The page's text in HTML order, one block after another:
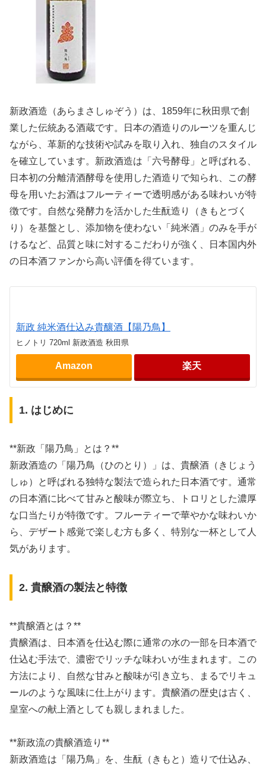
新政酒造（あらまさしゅぞう）は、1859年に秋田県で創
業した伝統ある酒蔵です。日本の酒造りのルーツを重んじ
ながら、革新的な技術や試みを取り入れ、独自のスタイル
を確立しています。新政酒造は「六号酵母」と呼ばれる、
日本初の分離清酒酵母を使用した酒造りで知られ、この酵
母を用いたお酒はフルーティーで透明感がある味わいが特
徴です。自然な発酵力を活かした生酛造り（きもとづく
り）を基盤とし、添加物を使わない「純米酒」のみを手が
けるなど、品質と味に対するこだわりが強く、日本国内外
の日本酒ファンから高い評価を得ています。
新政 純米酒仕込み貴釀酒【陽乃鳥】
ヒノトリ 720ml 新政酒造 秋田県
Amazon 楽天
1. はじめに
**新政「陽乃鳥」とは？**
新政酒造の「陽乃鳥（ひのとり）」は、貴醸酒（きじょう
しゅ）と呼ばれる独特な製法で造られた日本酒です。通常
の日本酒に比べて甘みと酸味が際立ち、トロリとした濃厚
な口当たりが特徴です。フルーティーで華やかな味わいか
ら、デザート感覚で楽しむ方も多く、特別な一杯として人
気があります。
2. 貴醸酒の製法と特徴
**貴醸酒とは？**
貴醸酒は、日本酒を仕込む際に通常の水の一部を日本酒で
仕込む手法で、濃密でリッチな味わいが生まれます。この
方法により、自然な甘みと酸味が引き立ち、まるでリキュ
ールのような風味に仕上がります。貴醸酒の歴史は古く、
皇室への献上酒としても親しまれました。
**新政流の貴醸酒造り**
新政酒造は「陽乃鳥」を、生酛（きもと）造りで仕込み、